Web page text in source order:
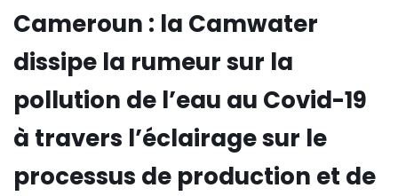
Cameroun : la Camwater
dissipe la rumeur sur la
pollution de l’eau au Covid-19
à travers l’éclairage sur le
processus de production et de